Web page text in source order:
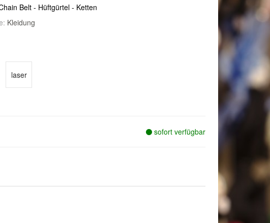
Belt - Hüftgürtel - Ketten
Kleidung
laser
sofort verfügbar